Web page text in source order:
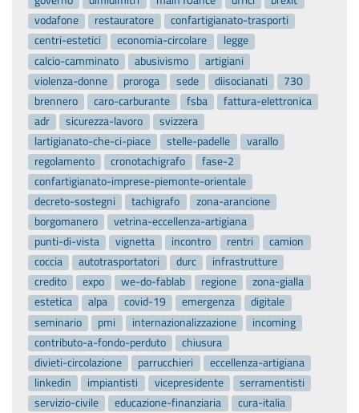
vodafone
restauratore
confartigianato-trasporti
centri-estetici
economia-circolare
legge
calcio-camminato
abusivismo
artigiani
violenza-donne
proroga sede diisocianati
730
brennero
caro-carburante fsba
fattura-elettronica
adr
sicurezza-lavoro
svizzera
lartigianato-che-ci-piace
stelle-padelle
varallo
regolamento
cronotachigrafo
fase-2
confartigianato-imprese-piemonte-orientale
decreto-sostegni
tachigrafo
zona-arancione
borgomanero
vetrina-eccellenza-artigiana
punti-di-vista
vignetta incontro rentri
camion
coccia
autotrasportatori durc
infrastrutture
credito
expo we-do-fablab regione
zona-gialla
estetica
alpa covid-19 emergenza
digitale
seminario
pmi internazionalizzazione
incoming
contributo-a-fondo-perduto
chiusura
divieti-circolazione
parrucchieri
eccellenza-artigiana
linkedin
impiantisti vicepresidente
serramentisti
servizio-civile
educazione-finanziaria
cura-italia